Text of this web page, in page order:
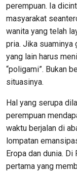
perempuan. Ia
masyarakat
wanita yang telah
pria. Jika suaminya
yang lain harus
“poligami”. Bukan
situasinya.
Hal yang serupa
perempuan
waktu berjalan di
lompatan
Eropa dan dunia.
pertama yang